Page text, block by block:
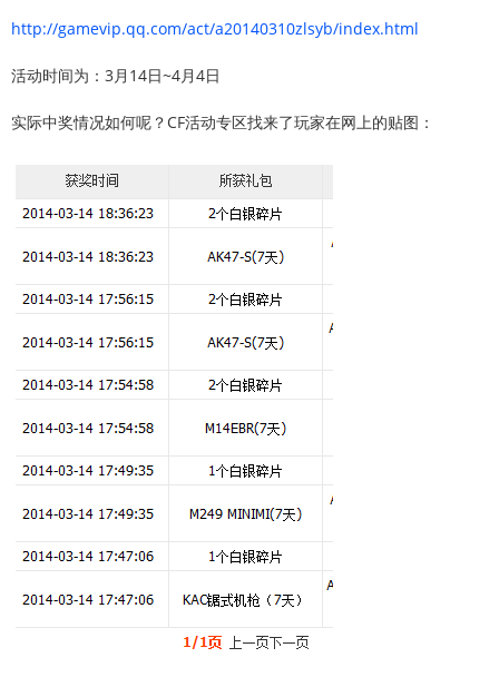
http://gamevip.qq.com/act/a20140310zlsyb/index.html
活动时间为：3月14日~4月4日
实际中奖情况如何呢？CF活动专区找来了玩家在网上的贴图：